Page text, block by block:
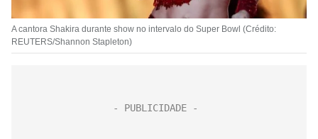
A cantora Shakira durante show no intervalo do Super Bowl (Crédito:
REUTERS/Shannon Stapleton)